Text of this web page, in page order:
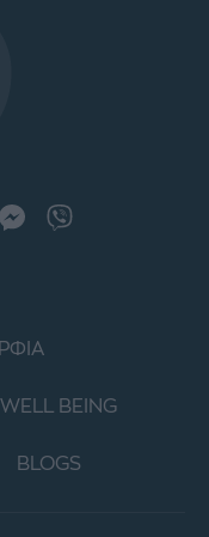
WELL BEING
BLOGS